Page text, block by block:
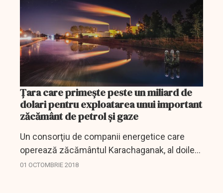
Ţara care primește peste un miliard de
dolari pentru exploatarea unui important
zăcământ de petrol și gaze
Un consorţiu de companii energetice care
operează zăcământul Karachaganak, al doilea
mare zăcământ de gaze şi ţiţei din Kazahstan,
01 OCTOMBRIE 2018